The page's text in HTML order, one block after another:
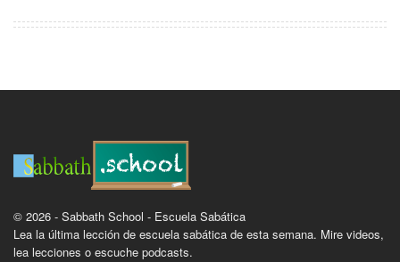
© 2026 - Sabbath School - Escuela Sabática
Lea la última lección de escuela sabática de esta semana. Mire videos,
lea lecciones o escuche podcasts.